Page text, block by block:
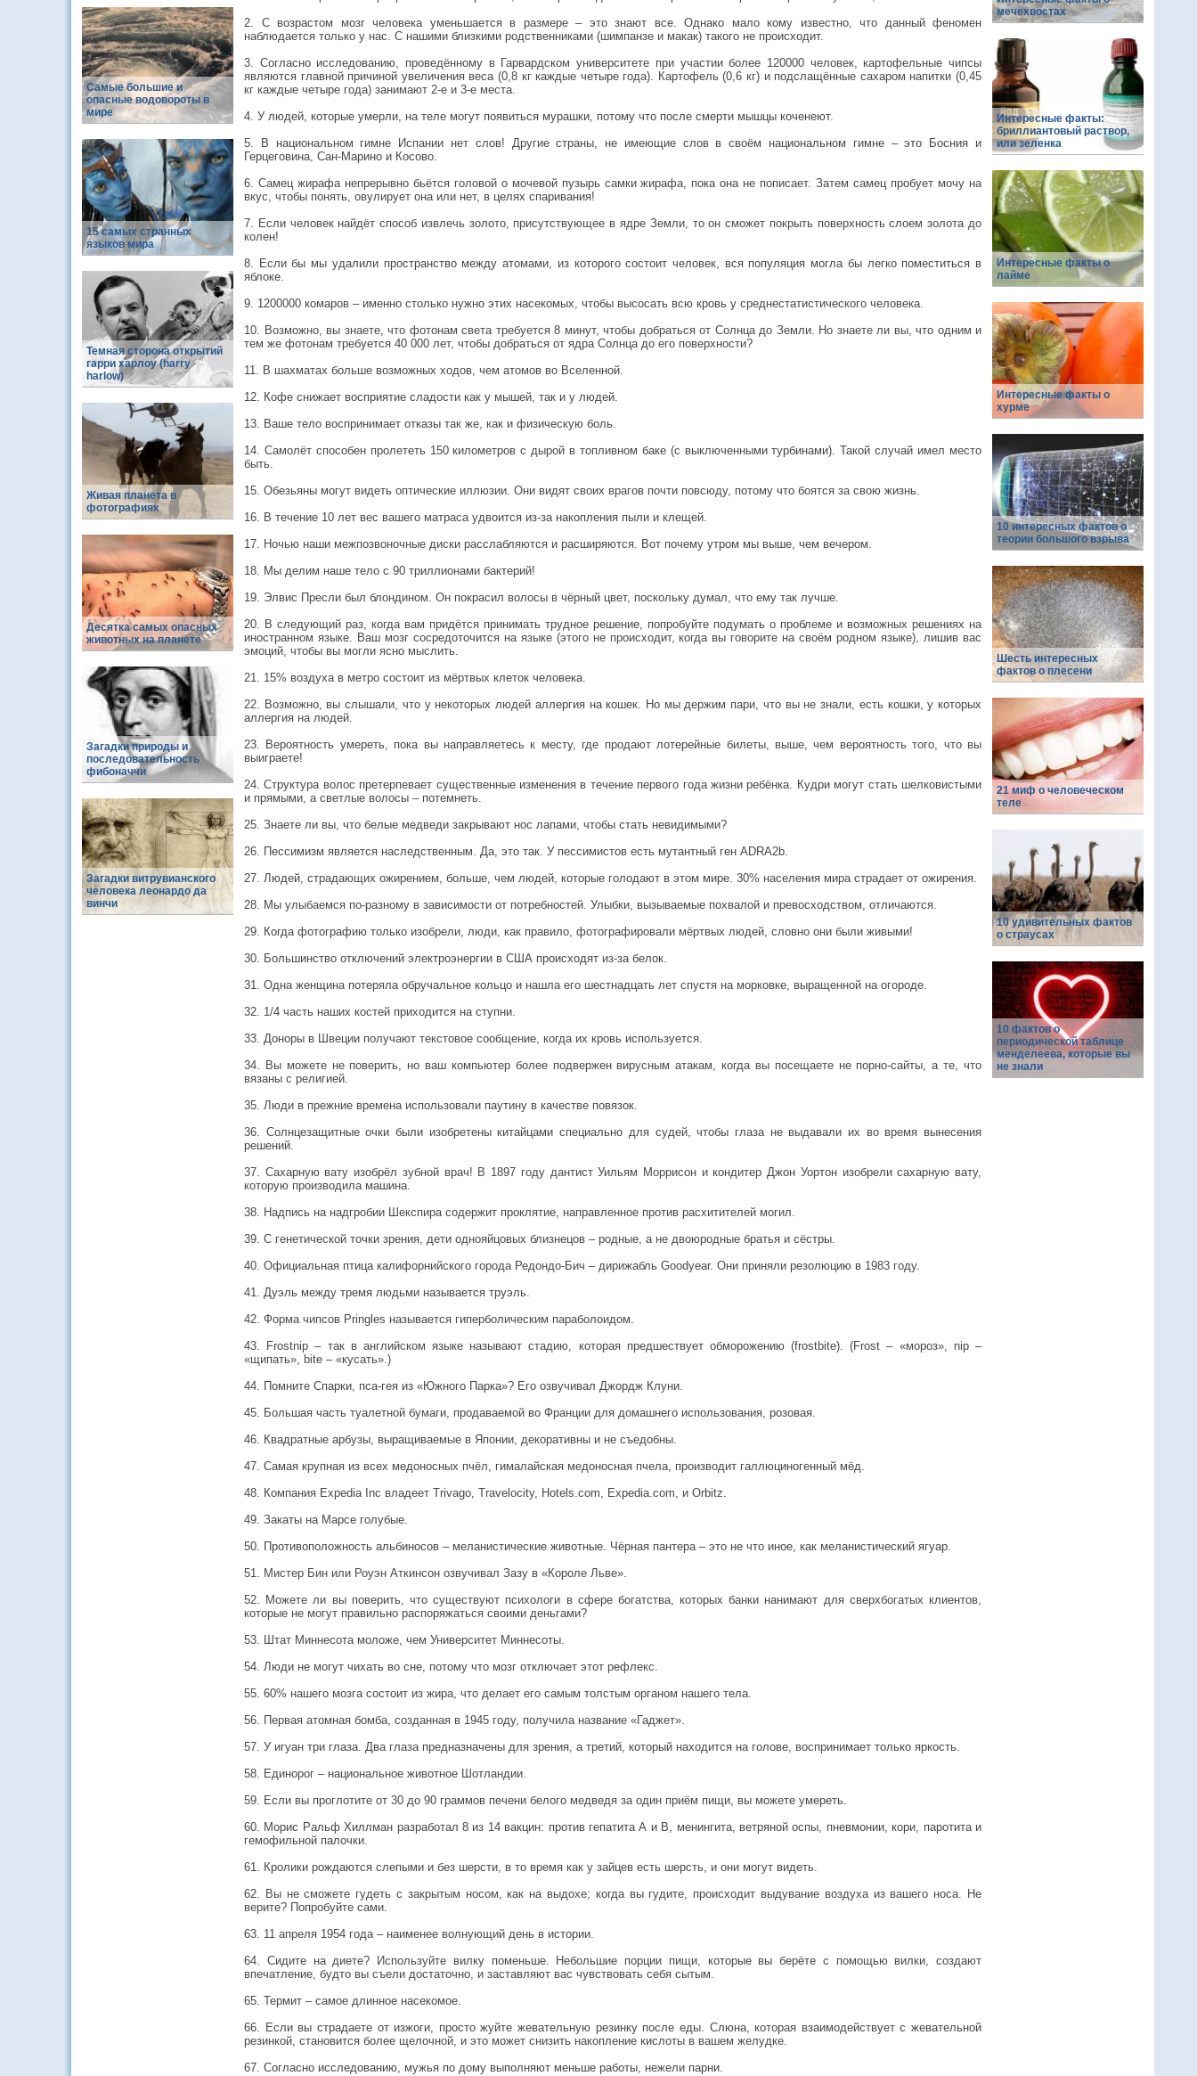
Самые большие и
опасные водовороты в
мире
15 самых странных
языков мира
Темная сторона открытий
гарри харлоу (harry
harlow)
Живая планета в
фотографиях
Десятка самых опасных
животных на планете
Загадки природы и
последовательность
фибоначчи
Загадки витрувианского
человека леонардо да
винчи
2. С возрастом мозг человека уменьшается в размере – это знают все. Однако мало кому известно, что данный феномен
наблюдается только у нас. С нашими близкими родственниками (шимпанзе и макак) такого не происходит.
3. Согласно исследованию, проведённому в Гарвардском университете при участии более 120000 человек, картофельные чипсы
являются главной причиной увеличения веса (0,8 кг каждые четыре года). Картофель (0,6 кг) и подслащённые сахаром напитки (0,45
кг каждые четыре года) занимают 2-е и 3-е места.
4. У людей, которые умерли, на теле могут появиться мурашки, потому что после смерти мышцы коченеют.
5. В национальном гимне Испании нет слов! Другие страны, не имеющие слов в своём национальном гимне – это Босния и
Герцеговина, Сан-Марино и Косово.
6. Самец жирафа непрерывно бьётся головой о мочевой пузырь самки жирафа, пока она не пописает. Затем самец пробует мочу на
вкус, чтобы понять, овулирует она или нет, в целях спаривания!
7. Если человек найдёт способ извлечь золото, присутствующее в ядре Земли, то он сможет покрыть поверхность слоем золота до
колен!
8. Если бы мы удалили пространство между атомами, из которого состоит человек, вся популяция могла бы легко поместиться в
яблоке.
9. 1200000 комаров – именно столько нужно этих насекомых, чтобы высосать всю кровь у среднестатистического человека.
10. Возможно, вы знаете, что фотонам света требуется 8 минут, чтобы добраться от Солнца до Земли. Но знаете ли вы, что одним и
тем же фотонам требуется 40 000 лет, чтобы добраться от ядра Солнца до его поверхности?
11. В шахматах больше возможных ходов, чем атомов во Вселенной.
12. Кофе снижает восприятие сладости как у мышей, так и у людей.
13. Ваше тело воспринимает отказы так же, как и физическую боль.
14. Самолёт способен пролететь 150 километров с дырой в топливном баке (с выключенными турбинами). Такой случай имел место
быть.
15. Обезьяны могут видеть оптические иллюзии. Они видят своих врагов почти повсюду, потому что боятся за свою жизнь.
16. В течение 10 лет вес вашего матраса удвоится из-за накопления пыли и клещей.
17. Ночью наши межпозвоночные диски расслабляются и расширяются. Вот почему утром мы выше, чем вечером.
18. Мы делим наше тело с 90 триллионами бактерий!
19. Элвис Пресли был блондином. Он покрасил волосы в чёрный цвет, поскольку думал, что ему так лучше.
20. В следующий раз, когда вам придётся принимать трудное решение, попробуйте подумать о проблеме и возможных решениях на
иностранном языке. Ваш мозг сосредоточится на языке (этого не происходит, когда вы говорите на своём родном языке), лишив вас
эмоций, чтобы вы могли ясно мыслить.
21. 15% воздуха в метро состоит из мёртвых клеток человека.
22. Возможно, вы слышали, что у некоторых людей аллергия на кошек. Но мы держим пари, что вы не знали, есть кошки, у которых
аллергия на людей.
23. Вероятность умереть, пока вы направляетесь к месту, где продают лотерейные билеты, выше, чем вероятность того, что вы
выиграете!
24. Структура волос претерпевает существенные изменения в течение первого года жизни ребёнка. Кудри могут стать шелковистыми
и прямыми, а светлые волосы – потемнеть.
25. Знаете ли вы, что белые медведи закрывают нос лапами, чтобы стать невидимыми?
26. Пессимизм является наследственным. Да, это так. У пессимистов есть мутантный ген ADRA2b.
27. Людей, страдающих ожирением, больше, чем людей, которые голодают в этом мире. 30% населения мира страдает от ожирения.
28. Мы улыбаемся по-разному в зависимости от потребностей. Улыбки, вызываемые похвалой и превосходством, отличаются.
29. Когда фотографию только изобрели, люди, как правило, фотографировали мёртвых людей, словно они были живыми!
30. Большинство отключений электроэнергии в США происходят из-за белок.
31. Одна женщина потеряла обручальное кольцо и нашла его шестнадцать лет спустя на морковке, выращенной на огороде.
32. 1/4 часть наших костей приходится на ступни.
33. Доноры в Швеции получают текстовое сообщение, когда их кровь используется.
34. Вы можете не поверить, но ваш компьютер более подвержен вирусным атакам, когда вы посещаете не порно-сайты, а те, что
вязаны с религией.
35. Люди в прежние времена использовали паутину в качестве повязок.
36. Солнцезащитные очки были изобретены китайцами специально для судей, чтобы глаза не выдавали их во время вынесения
решений.
37. Сахарную вату изобрёл зубной врач! В 1897 году дантист Уильям Моррисон и кондитер Джон Уортон изобрели сахарную вату,
которую производила машина.
38. Надпись на надгробии Шекспира содержит проклятие, направленное против расхитителей могил.
39. С генетической точки зрения, дети однояйцовых близнецов – родные, а не двоюродные братья и сёстры.
40. Официальная птица калифорнийского города Редондо-Бич – дирижабль Goodyear. Они приняли резолюцию в 1983 году.
41. Дуэль между тремя людьми называется труэль.
42. Форма чипсов Pringles называется гиперболическим параболоидом.
43. Frostnip – так в английском языке называют стадию, которая предшествует обморожению (frostbite). (Frost – «мороз», nip –
«щипать», bite – «кусать».)
44. Помните Спарки, пса-гея из «Южного Парка»? Его озвучивал Джордж Клуни.
45. Большая часть туалетной бумаги, продаваемой во Франции для домашнего использования, розовая.
46. Квадратные арбузы, выращиваемые в Японии, декоративны и не съедобны.
47. Самая крупная из всех медоносных пчёл, гималайская медоносная пчела, производит галлюциногенный мёд.
48. Компания Expedia Inc владеет Trivago, Travelocity, Hotels.com, Expedia.com, и Orbitz.
49. Закаты на Марсе голубые.
50. Противоположность альбиносов – меланистические животные. Чёрная пантера – это не что иное, как меланистический ягуар.
51. Мистер Бин или Роуэн Аткинсон озвучивал Зазу в «Короле Льве».
52. Можете ли вы поверить, что существуют психологи в сфере богатства, которых банки нанимают для сверхбогатых клиентов,
которые не могут правильно распоряжаться своими деньгами?
53. Штат Миннесота моложе, чем Университет Миннесоты.
54. Люди не могут чихать во сне, потому что мозг отключает этот рефлекс.
55. 60% нашего мозга состоит из жира, что делает его самым толстым органом нашего тела.
56. Первая атомная бомба, созданная в 1945 году, получила название «Гаджет».
57. У игуан три глаза. Два глаза предназначены для зрения, а третий, который находится на голове, воспринимает только яркость.
58. Единорог – национальное животное Шотландии.
59. Если вы проглотите от 30 до 90 граммов печени белого медведя за один приём пищи, вы можете умереть.
60. Морис Ральф Хиллман разработал 8 из 14 вакцин: против гепатита А и В, менингита, ветряной оспы, пневмонии, кори, паротита и
гемофильной палочки.
61. Кролики рождаются слепыми и без шерсти, в то время как у зайцев есть шерсть, и они могут видеть.
62. Вы не сможете гудеть с закрытым носом, как на выдохе; когда вы гудите, происходит выдувание воздуха из вашего носа. Не
верите? Попробуйте сами.
63. 11 апреля 1954 года – наименее волнующий день в истории.
64. Сидите на диете? Используйте вилку поменьше. Небольшие порции пищи, которые вы берёте с помощью вилки, создают
впечатление, будто вы съели достаточно, и заставляют вас чувствовать себя сытым.
65. Термит – самое длинное насекомое.
66. Если вы страдаете от изжоги, просто жуйте жевательную резинку после еды. Слюна, которая взаимодействует с жевательной
резинкой, становится более щелочной, и это может снизить накопление кислоты в вашем желудке.
67. Согласно исследованию, мужья по дому выполняют меньше работы, нежели парни.
мечехвостах
Интересные факты:
бриллиантовый раствор,
или зеленка
Интересные факты о
лайме
Интересные факты о
хурме
10 интересных фактов о
теории большого взрыва
Шесть интересных
фактов о плесени
21 миф о человеческом
теле
10 удивительных фактов
о страусах
10 фактов о
периодической таблице
менделеева, которые вы
не знали